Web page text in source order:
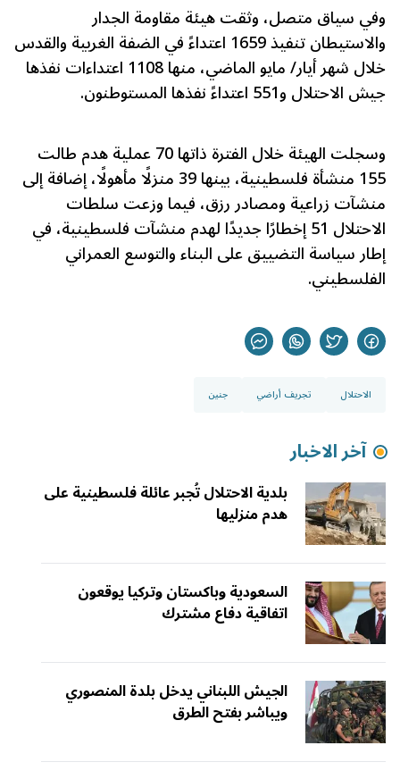
وفي سياق متصل، وثقت هيئة مقاومة الجدار
والاستيطان تنفيذ 1659 اعتداءً في الضفة الغربية والقدس
خلال شهر أيار/ مايو الماضي، منها 1108 اعتداءات نفذها
جيش الاحتلال و551 اعتداءً نفذها المستوطنون.
وسجلت الهيئة خلال الفترة ذاتها 70 عملية هدم طالت
155 منشأة فلسطينية، بينها 39 منزلًا مأهولًا، إضافة إلى
منشآت زراعية ومصادر رزق، فيما وزعت سلطات
الاحتلال 51 إخطارًا جديدًا لهدم منشآت فلسطينية، في
إطار سياسة التضييق على البناء والتوسع العمراني
الفلسطيني.
الاحتلال تجريف أراضي جنين
آخر الاخبار
بلدية الاحتلال تُجبر عائلة فلسطينية على
هدم منزليها
السعودية وباكستان وتركيا يوقعون
اتفاقية دفاع مشترك
الجيش اللبناني يدخل بلدة المنصوري
ويباشر بفتح الطرق